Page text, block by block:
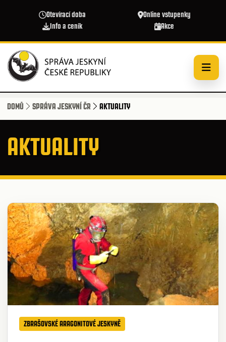
Otevírací doba
Online vstupenky
Info a ceník
Akce
DOMŮ SPRÁVA JESKYNÍ ČR AKTUALITY
AKTUALITY
ZBRAŠOVSKÉ ARAGONITOVÉ JESKYNĚ